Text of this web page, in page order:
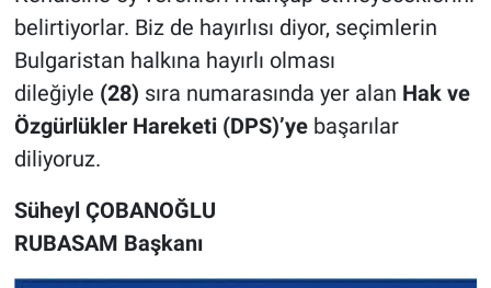
belirtiyorlar. Biz de hayırlısı diyor, seçimlerin
Bulgaristan halkına hayırlı olması
dileğiyle (28) sıra numarasında yer alan Hak ve
Özgürlükler Hareketi (DPS)’yebaşarılar
diliyoruz.
Süheyl ÇOBANOĞLU
RUBASAM Başkanı